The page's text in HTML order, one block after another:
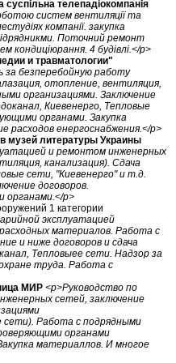
телепадіокомпанія
систем вентиляції та
компанії. закупка
Поточний ремонт
кондиціюрання. 4 будівлі.</p>
и травматологии"
безперебойную работу
отопление, вентиляция,
организациями. Заключение
Киевенерго, Тепловые
органами. Закупка
расходов енергоснабжения.</p>
музей литературы Украины
и ремонтом инженерных
канализация). Сдача
сети, "Киевенерго" и т.д.
договоров.
органами.</p>
1 категории
эксплуатацией
материалов. Работа с
и ниже договоров и сдача
Тепловыее сети. Надзор за
труда. Работа с
МИР <p>Руководство по
сетей, заключение
сети). Работа с подрядными
органами
материаллов. И многое